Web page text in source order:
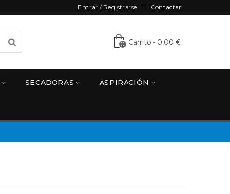
Contactar
Entrar / Registrarse
0 Carrito - 0,00 €
SECADORAS ASPIRACIÓN